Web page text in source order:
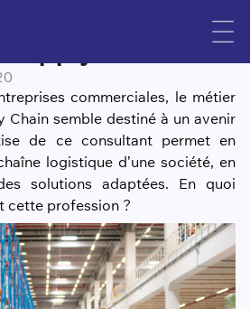
le métier de
Chain ?
commerciales, le métier
Chain semble destiné à un avenir
de ce consultant permet en
logistique d’une société, en
solutions adaptées. En quoi
cette profession ?